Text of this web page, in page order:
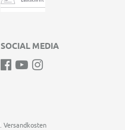
SOCIAL MEDIA
Versandkosten